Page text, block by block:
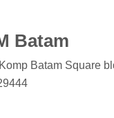
Batam
Batam Square